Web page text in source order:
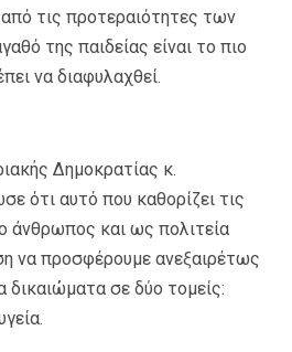
από τις προτεραιότητες των
της παιδείας είναι το πιο
να διαφυλαχθεί.
Δημοκρατίας κ.
ότι αυτό που καθορίζει τις
άνθρωπος και ως πολιτεία
να προσφέρουμε ανεξαιρέτως
δικαιώματα σε δύο τομείς: